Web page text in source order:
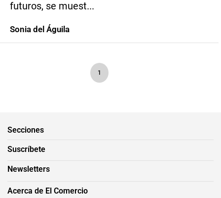
futuros, se muest...
Sonia del Águila
1
Secciones
Suscríbete
Newsletters
Acerca de El Comercio